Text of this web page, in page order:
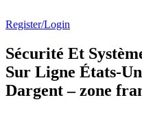
Register/Login
Sécurité Et
Sur Ligne États-
Dargent – zone